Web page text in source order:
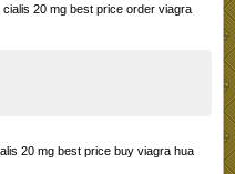
20 mg best price order viagra
20 mg best price buy viagra hua